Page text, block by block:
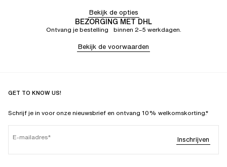
Bekijk de opties
BEZORGING MET DHL
Ontvang je bestelling binnen 2–5 werkdagen.
Bekijk de voorwaarden
GET TO KNOW US!
Schrijf je in voor onze nieuwsbrief en ontvang 10% welkomskorting.*
E-mailadres Inschrijven